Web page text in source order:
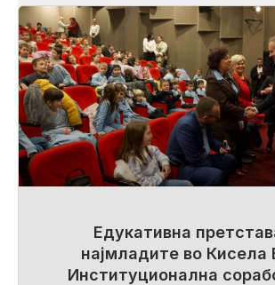
Едукативна
најмладите во Кисела
Институционална